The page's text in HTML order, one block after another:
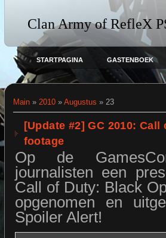
Clan Army of RefleX
STARTPAGINA GASTENBOEK
Main» 2010 » Augustus » 23
[Update #2] GC 2010:
footage
Op de
journalisten een
Call of Duty: Black
opgenomen en
Spoiler Alert!